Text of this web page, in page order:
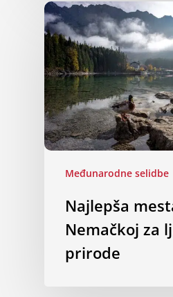
Međunarodne selidbe
Najlepša
Nemačkoj za
prirode